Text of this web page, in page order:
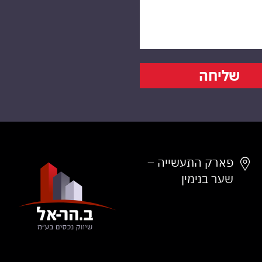
שליחה
פארק התעשייה –
שער בנימין